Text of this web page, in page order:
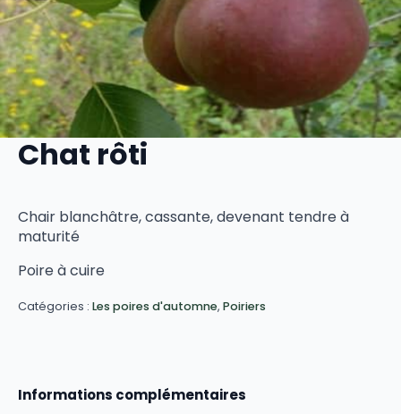
Chat rôti
Chair blanchâtre, cassante, devenant tendre à
maturité
Poire à cuire
Catégories : Les poires d'automne, Poiriers
Informations complémentaires